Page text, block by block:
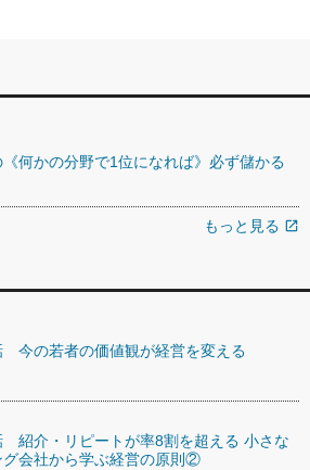
何かの分野で1位になれば》必ず儲かる
もっと見る open_in_new
今の若者の価値観が経営を変える
紹介・リピートが率8割を超える 小さな
グ会社から学ぶ経営の原則②